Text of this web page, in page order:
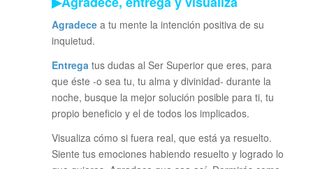
Agradecea tu mente la intención positiva de su
inquietud.
Entregatus dudas al Ser Superior que eres, para
que éste -o sea tu, tu alma y divinidad- durante la
noche, busque la mejor solución posible para ti, tu
propio beneficio y el de todos los implicados.
Visualiza cómo si fuera real, que está ya resuelto.
Siente tus emociones habiendo resuelto y logrado lo